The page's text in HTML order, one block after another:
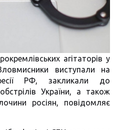
агітаторів у
виступали на
РФ, закликали до
України, а також
росіян, повідомляє